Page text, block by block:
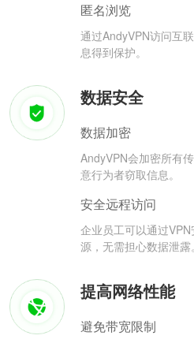
匿名浏览
通过AndyVPN访问互
息得到保护。
数据安全
数据加密
AndyVPN会加密所有
意行为者窃取信息。
安全远程访问
企业员工可以通过
源，无需担心数据泄露。
提高网络性能
避免带宽限制